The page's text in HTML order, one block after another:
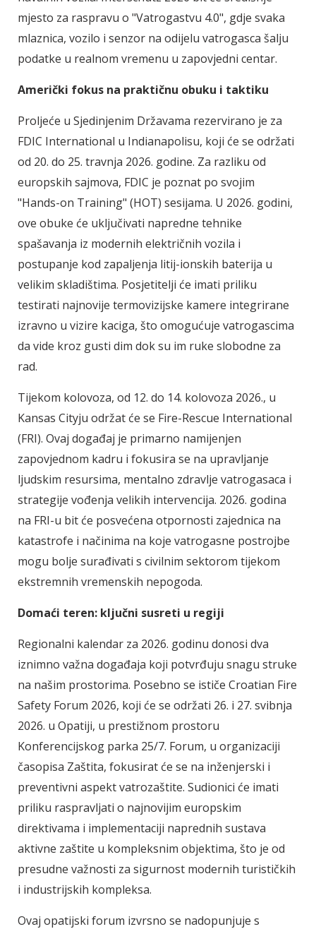
mjesto za raspravu o "Vatrogastvu 4.0", gdje svaka
mlaznica, vozilo i senzor na odijelu vatrogasca šalju
podatke u realnom vremenu u zapovjedni centar.
Američki fokus na praktičnu obuku i taktiku
Proljeće u Sjedinjenim Državama rezervirano je za
FDIC International u Indianapolisu, koji će se održati
od 20. do 25. travnja 2026. godine. Za razliku od
europskih sajmova, FDIC je poznat po svojim
"Hands-on Training" (HOT) sesijama. U 2026. godini,
ove obuke će uključivati napredne tehnike
spašavanja iz modernih električnih vozila i
postupanje kod zapaljenja litij-ionskih baterija u
velikim skladištima. Posjetitelji će imati priliku
testirati najnovije termovizijske kamere integrirane
izravno u vizire kaciga, što omogućuje vatrogascima
da vide kroz gusti dim dok su im ruke slobodne za
rad.
Tijekom kolovoza, od 12. do 14. kolovoza 2026., u
Kansas Cityju održat će se Fire-Rescue International
(FRI). Ovaj događaj je primarno namijenjen
zapovjednom kadru i fokusira se na upravljanje
ljudskim resursima, mentalno zdravlje vatrogasaca i
strategije vođenja velikih intervencija. 2026. godina
na FRI-u bit će posvećena otpornosti zajednica na
katastrofe i načinima na koje vatrogasne postrojbe
mogu bolje surađivati s civilnim sektorom tijekom
ekstremnih vremenskih nepogoda.
Domaći teren: ključni susreti u regiji
Regionalni kalendar za 2026. godinu donosi dva
iznimno važna događaja koji potvrđuju snagu struke
na našim prostorima. Posebno se ističe Croatian Fire
Safety Forum 2026, koji će se održati 26. i 27. svibnja
2026. u Opatiji, u prestižnom prostoru
Konferencijskog parka 25/7. Forum, u organizaciji
časopisa Zaštita, fokusirat će se na inženjerski i
preventivni aspekt vatrozaštite. Sudionici će imati
priliku raspravljati o najnovijim europskim
direktivama i implementaciji naprednih sustava
aktivne zaštite u kompleksnim objektima, što je od
presudne važnosti za sigurnost modernih turističkih
i industrijskih kompleksa.
Ovaj opatijski forum izvrsno se nadopunjuje s